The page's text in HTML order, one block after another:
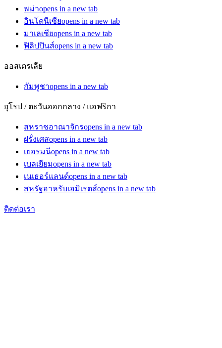
พม่าopens in a new tab
อินโดนีเซียopens in a new tab
มาเลเซียopens in a new tab
ฟิลิปปินส์opens in a new tab
ออสเตรเลีย
กัมพูชาopens in a new tab
ยุโรป / ตะวันออกกลาง / แอฟริกา
สหราชอาณาจักรopens in a new tab
ฝรั่งเศสopens in a new tab
เยอรมนีopens in a new tab
เบลเยียมopens in a new tab
เนเธอร์แลนด์opens in a new tab
สหรัฐอาหรับเอมิเรตส์opens in a new tab
ติดต่อเรา